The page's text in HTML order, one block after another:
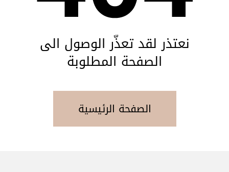
نعتذر لقد تعذّر الوصول الى
الصفحة المطلوبة
الصفحة الرئيسية